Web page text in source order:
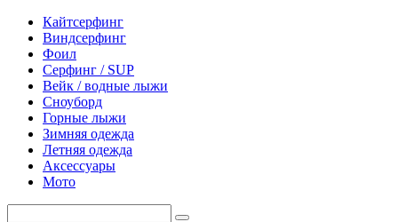
Кайтсерфинг
Виндсерфинг
Фоил
Серфинг / SUP
Вейк / водные лыжи
Сноуборд
Горные лыжи
Зимняя одежда
Летняя одежда
Аксессуары
Мото